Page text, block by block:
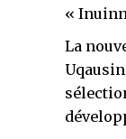
«
La